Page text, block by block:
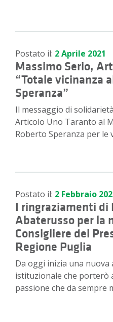
Postato il: 2 Aprile 2021
Massimo Serio,
“Totale vicinanza
Speranza”
Il messaggio di
Articolo Uno Taranto al
Roberto Speranza per le
Postato il: 2 Febbraio
I ringraziamenti di
Abaterusso per la
Consigliere del
Regione Puglia
Da oggi inizia una
istituzionale che porterò
passione che da sempre